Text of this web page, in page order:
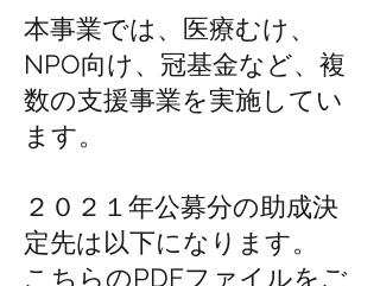
本事業では、医療むけ、
NPO向け、冠基金など、複
数の支援事業を実施してい
ます。
２０２１年公募分の助成決
定先は以下になります。
​​こちらのPDFファイルをご